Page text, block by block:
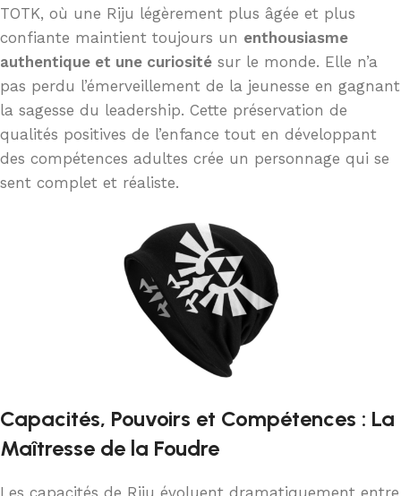
TOTK, où une Riju légèrement plus âgée et plus
confiante maintient toujours un enthousiasme
authentique et une curiosité sur le monde. Elle n’a
pas perdu l’émerveillement de la jeunesse en gagnant
la sagesse du leadership. Cette préservation de
qualités positives de l’enfance tout en développant
des compétences adultes crée un personnage qui se
sent complet et réaliste.
Capacités, Pouvoirs et Compétences : La
Maîtresse de la Foudre
Les capacités de Riju évoluent dramatiquement entre